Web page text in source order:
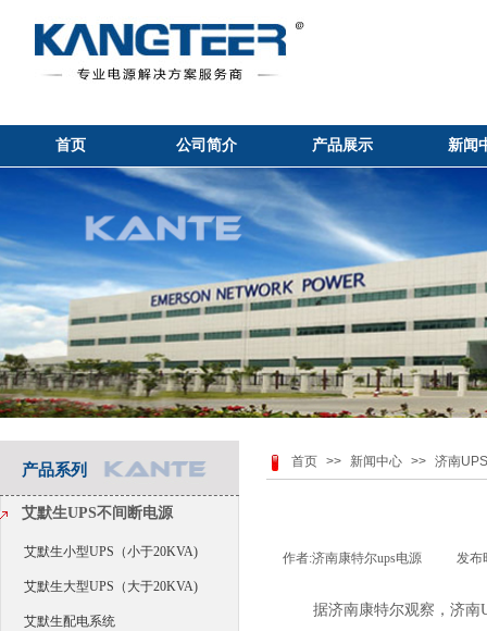
首页 公司简介 产品展示 新闻
首页 >> 新闻中心 >> 济南
产品系列
艾默生UPS不间断电源
作者:济南康特尔ups电源 发布
据济南康特尔观察，济南
艾默生小型UPS（小于20KVA)
艾默生大型UPS（大于20KVA)
艾默生配电系统